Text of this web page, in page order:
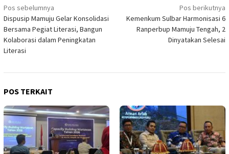
Navigasi
pos
Pos sebelumnya
Dispusip Mamuju Gelar Konsolidasi
Bersama Pegiat Literasi, Bangun
Kolaborasi dalam Peningkatan
Literasi
Pos berikutnya
Kemenkum Sulbar Harmonisasi 6
Ranperbup Mamuju Tengah, 2
Dinyatakan Selesai
POS TERKAIT